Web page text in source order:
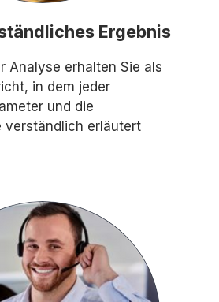
Ergebnis
Analyse erhalten Sie als
in dem jeder
und die
verständlich erläutert